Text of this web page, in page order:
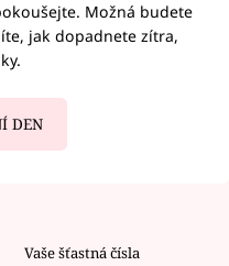
Možná budete
jak dopadnete zítra,
DEN
Vaše šťastná čísla